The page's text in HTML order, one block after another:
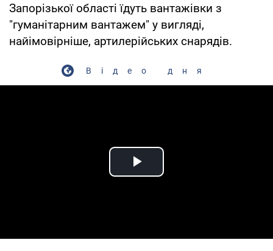
Запорізької області їдуть вантажівки з
"гуманітарним вантажем" у вигляді,
найімовірніше, артилерійських снарядів.
Відео дня
Play Video